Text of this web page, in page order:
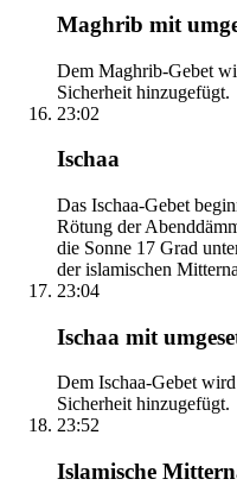
Maghrib mit
Dem Maghrib-Gebet
Sicherheit hinzugefügt.
23:02
Ischaa
Das Ischaa-Gebet
Rötung der
die Sonne 17 Grad
der islamischen
23:04
Ischaa mit
Dem Ischaa-Gebet
Sicherheit hinzugefügt.
23:52
Islamische